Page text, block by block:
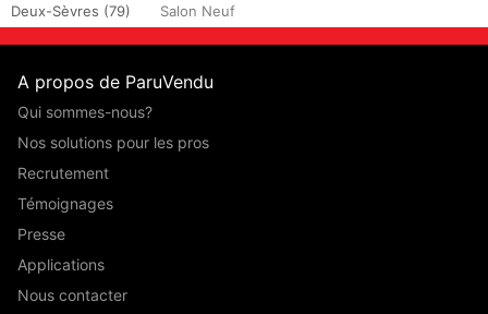
Deux-Sèvres (79)
Salon Neuf
A propos de ParuVendu
Qui sommes-nous?
Nos solutions pour les pros
Recrutement
Témoignages
Presse
Applications
Nous contacter